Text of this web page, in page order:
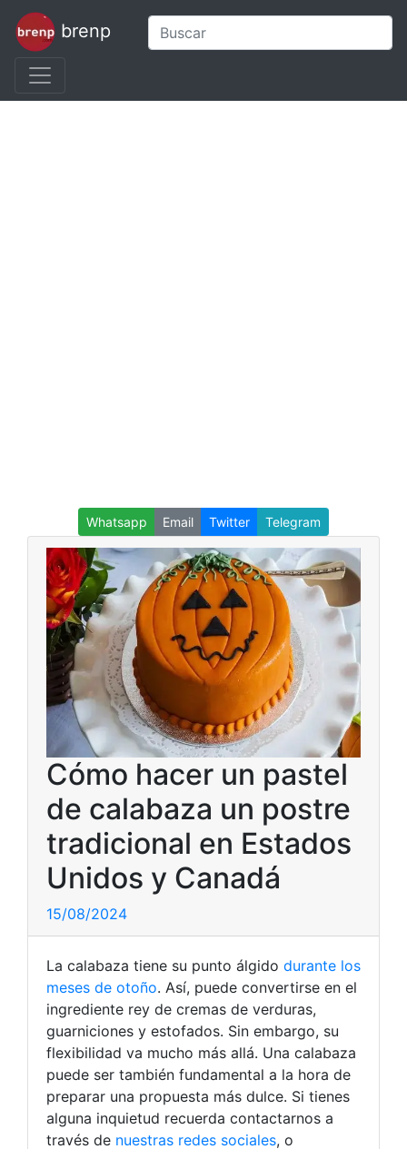
brenp
Whatsapp Email Twitter Telegram
Cómo hacer un pastel
de calabaza un postre
tradicional en Estados
Unidos y Canadá
15/08/2024
La calabaza tiene su punto álgido durante los
meses de otoño. Así, puede convertirse en el
ingrediente rey de cremas de verduras,
guarniciones y estofados. Sin embargo, su
flexibilidad va mucho más allá. Una calabaza
puede ser también fundamental a la hora de
preparar una propuesta más dulce. Si tienes
alguna inquietud recuerda contactarnos a
través de nuestras redes sociales, o